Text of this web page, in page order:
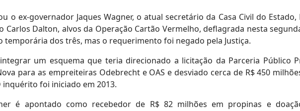
o ex-governador Jaques Wagner, o atual secretário da Casa Civil do Estado,
Carlos Dalton, alvos da Operação Cartão Vermelho, deflagrada nesta
temporária dos três, mas o requerimento foi negado pela Justiça.
um esquema que teria direcionado a licitação da Parceria Público
para as empreiteiras Odebrecht e OAS e desviado cerca de R$ 450
inquérito foi iniciado em 2013.
é apontado como recebedor de R$ 82 milhões em propinas e